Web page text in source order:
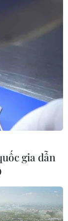
THANH
dụng
gia dẫn